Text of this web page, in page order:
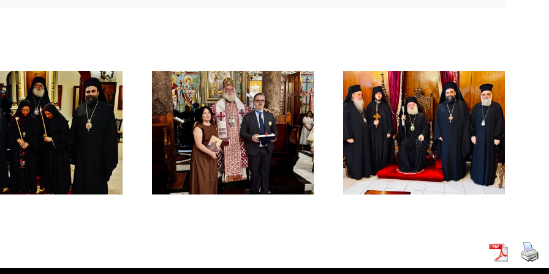
Νέος Αρχιμανδρίτης
και Πατριαρχική Τιμή
στον Γενικό Πρόξενο
Αλεξανδρείας
Νέος Μοναχός στο
Πατριαρχείο
Αλεξανδρείας